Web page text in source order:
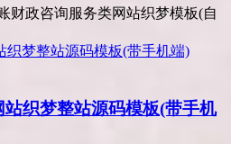
财政咨询服务类网站织梦模板(自
织梦整站源码模板(带手机